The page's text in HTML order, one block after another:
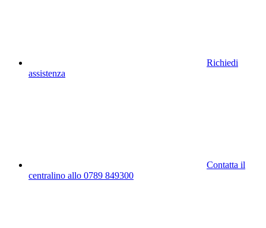
Richiedi
assistenza
Contatta il
centralino allo 0789 849300